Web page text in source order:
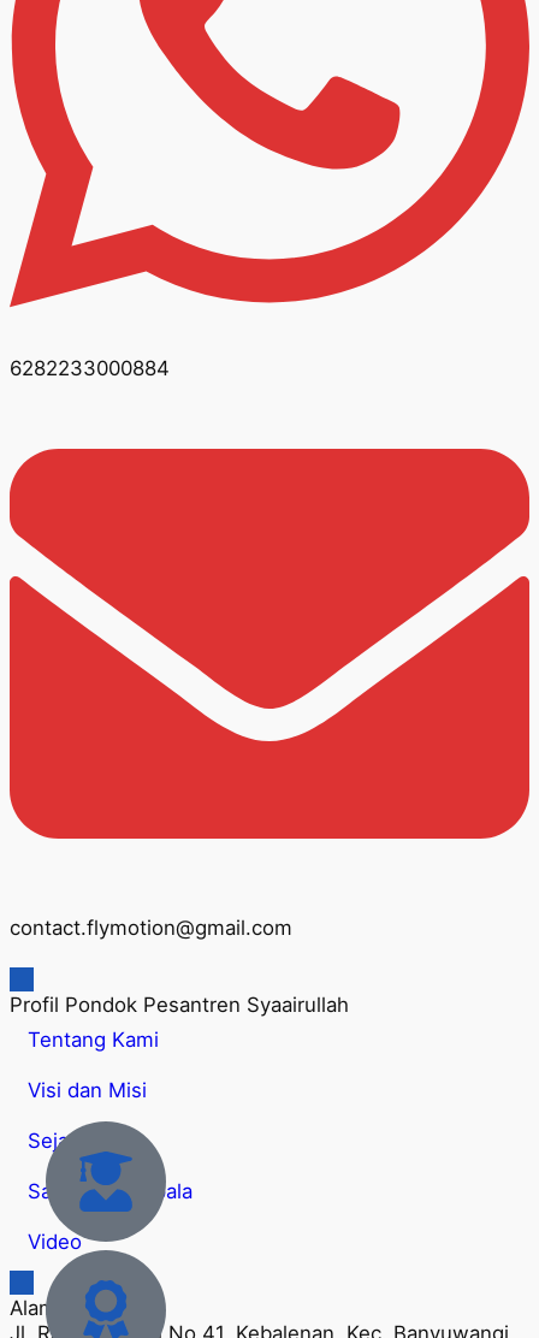
6282233000884
contact.flymotion@gmail.com
Profil Pondok Pesantren Syaairullah
Tentang Kami
Visi dan Misi
Sejarah
Sambutan Kepala
Video
Alamat